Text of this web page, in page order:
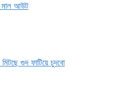
মাল আউট
গুদ ফাটিয়ে চুদবো